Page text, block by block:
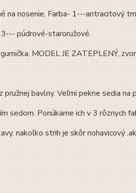
na nosenie. Farba- 1---antracitový
púdrové-staroružové.
MODEL JE ZATEPLENÝ,
pružnej bavlny. Veľmi pekne sedia na
sedom. Ponúkame ich v 3 rôznych
nakoľko strih je skôr nohavicový